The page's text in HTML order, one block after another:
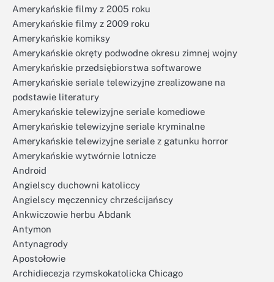
Amerykańskie filmy z 2005 roku
Amerykańskie filmy z 2009 roku
Amerykańskie komiksy
Amerykańskie okręty podwodne okresu zimnej wojny
Amerykańskie przedsiębiorstwa softwarowe
Amerykańskie seriale telewizyjne zrealizowane na
podstawie literatury
Amerykańskie telewizyjne seriale komediowe
Amerykańskie telewizyjne seriale kryminalne
Amerykańskie telewizyjne seriale z gatunku horror
Amerykańskie wytwórnie lotnicze
Android
Angielscy duchowni katoliccy
Angielscy męczennicy chrześcijańscy
Ankwiczowie herbu Abdank
Antymon
Antynagrody
Apostołowie
Archidiecezja rzymskokatolicka Chicago